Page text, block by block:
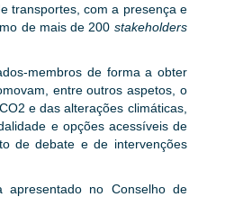
transportes, com a presença e
de mais de 200 stakeholders
membros de forma a obter
entre outros aspetos, o
e das alterações climáticas,
e opções acessíveis de
de debate e de intervenções
no Conselho de